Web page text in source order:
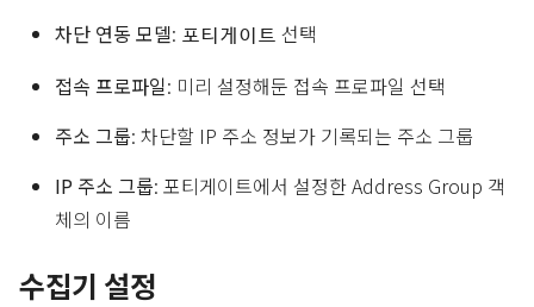
차단 연동 모델: 포티게이트 선택
접속 프로파일: 미리 설정해둔 접속 프로파일 선택
주소 그룹: 차단할 IP 주소 정보가 기록되는 주소 그룹
IP 주소 그룹: 포티게이트에서 설정한 Address Group 객
체의 이름
수집기 설정